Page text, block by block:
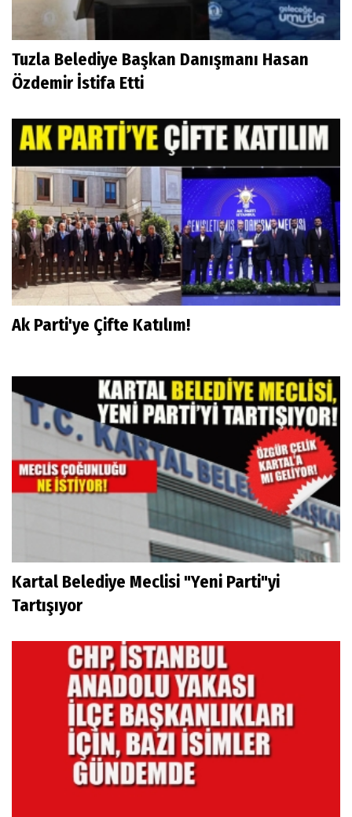
Tuzla Belediye Başkan Danışmanı Hasan
Özdemir İstifa Etti
Ak Parti'ye Çifte Katılım!
Kartal Belediye Meclisi "Yeni Parti"yi
Tartışıyor